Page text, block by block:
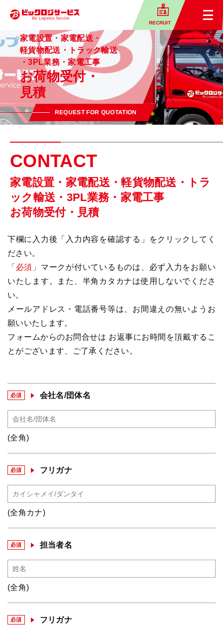
RECRUIT
家電設置・家電配送・
軽貨物配送・
トラック輸送
・3PL業務・家電工事
お荷物受付・
見積
REQUEST FOR QUOTATION
CONTACT
家電設置・家電配送・軽貨物配送・トラ
ック輸送・3PL業務・家電工事
お荷物受付・見積
下欄に入力後「入力内容を確認する」をクリックしてく
ださい。
「必須」 マークが付いているものは、必ず入力をお願い
いたします。また、半角カタカナは使用しないでくださ
い。
メールアドレス・電話番号等は、お間違えの無いようお
願いいたします。
フォームからのお問合せは お返事にお時間を頂戴するこ
とがございます、ご了承ください。
必須 会社名/団体名
(全角)
必須 フリガナ
(全角カナ)
必須 担当者名
(全角)
必須 フリガナ